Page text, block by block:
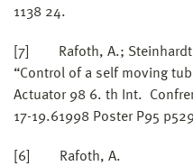
1138 24.
[7] Rafoth, A.; Steinhardt,
“Control of a self moving
Actuator 98 6. th Int.
17-19.61998 Poster P95
[6] Rafoth, A.